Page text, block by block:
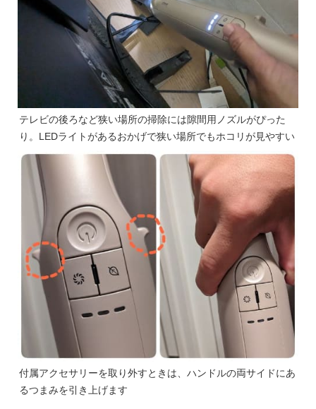
テレビの後ろなど狭い場所の掃除には隙間用ノズルがぴった
り。LEDライトがあるおかげで狭い場所でもホコリが見やすい
付属アクセサリーを取り外すときは、ハンドルの両サイドにあ
るつまみを引き上げます